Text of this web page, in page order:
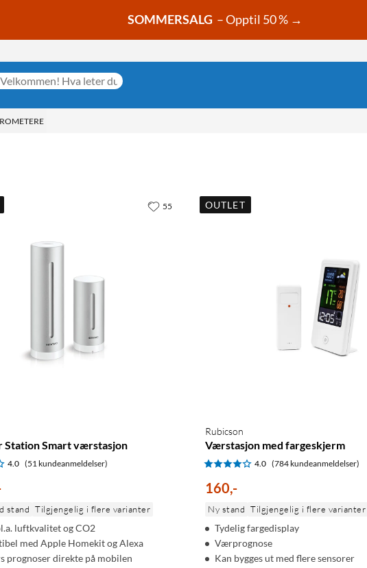
SOMMERSALG – Opptil 50 % →
Station Smart værstasjon
4.0 (51 kundeanmeldelser)
stand Tilgjengelig i flere varianter
luftkvalitet og CO2
med Apple Homekit og Alexa
prognoser direkte på mobilen
55 OUTLET
Rubicson
Værstasjon med fargeskjerm
4.0 (784 kundeanmeldelser)
160,-
Ny stand Tilgjengelig i flere varianter
Tydelig fargedisplay
Værprognose
Kan bygges ut med flere sensorer